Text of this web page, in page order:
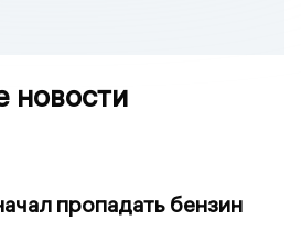
новости
пропадать бензин